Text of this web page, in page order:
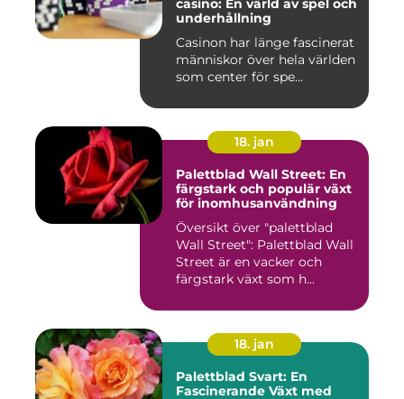
casino: En värld av spel och
underhållning
Casinon har länge fascinerat
människor över hela världen
som center för spe...
18. jan
Palettblad Wall Street: En
färgstark och populär växt
för inomhusanvändning
Översikt över "palettblad
Wall Street": Palettblad Wall
Street är en vacker och
färgstark växt som h...
18. jan
Palettblad Svart: En
Fascinerande Växt med